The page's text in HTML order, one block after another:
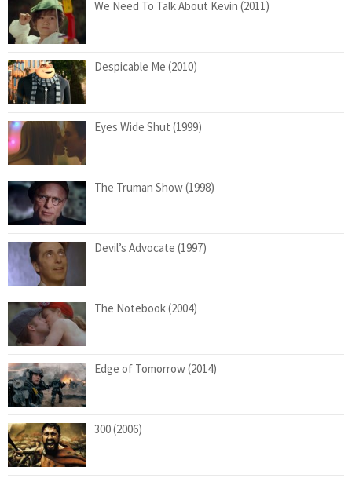
We Need To Talk About Kevin (2011)
Despicable Me (2010)
Eyes Wide Shut (1999)
The Truman Show (1998)
Devil’s Advocate (1997)
The Notebook (2004)
Edge of Tomorrow (2014)
300 (2006)